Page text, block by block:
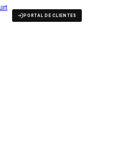
PORTAL DE CLIENTES